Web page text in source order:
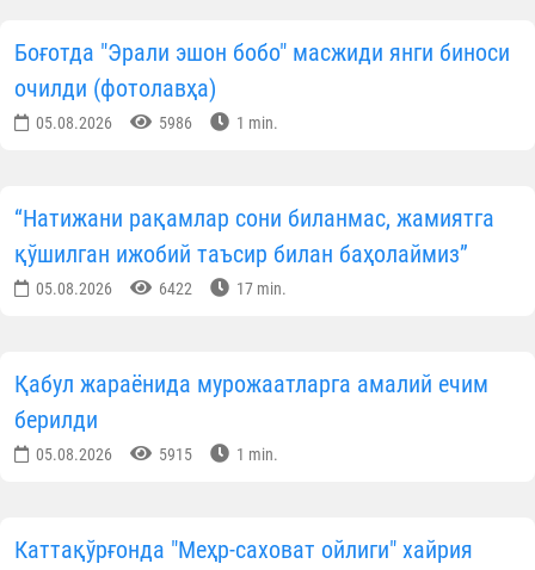
Боғотда "Эрали эшон бобо" масжиди янги биноси
очилди (фотолавҳа)
05.08.2026 5986 1 min.
“Натижани рақамлар сони биланмас, жамиятга
қўшилган ижобий таъсир билан баҳолаймиз”
05.08.2026 6422 17 min.
Қабул жараёнида мурожаатларга амалий ечим
берилди
05.08.2026 5915 1 min.
Каттақўрғонда "Меҳр-саховат ойлиги" хайрия